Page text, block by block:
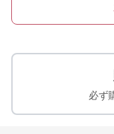
必ず